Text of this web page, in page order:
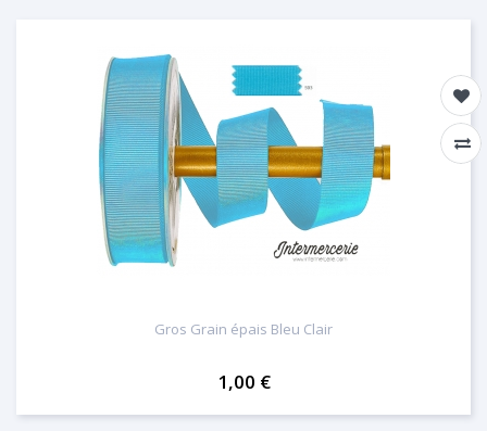
Gros Grain épais Bleu Clair
1,00 €